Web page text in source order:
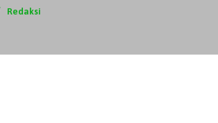
Redaksi